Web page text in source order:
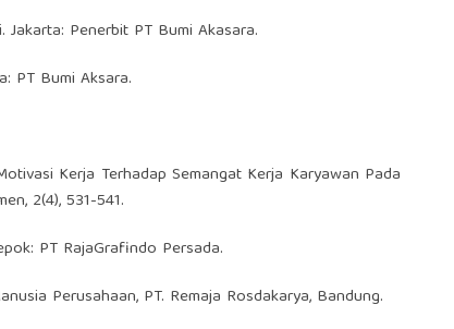
Jakarta: Penerbit PT Bumi Akasara.
PT Bumi Aksara.
Kerja Terhadap Semangat Kerja Karyawan Pada
2(4), 531-541.
PT RajaGrafindo Persada.
Perusahaan, PT. Remaja Rosdakarya, Bandung.